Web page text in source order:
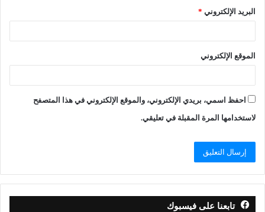
البريد الإلكتروني *
الموقع الإلكتروني
احفظ اسمي، بريدي الإلكتروني، والموقع الإلكتروني في هذا المتصفح
لاستخدامها المرة المقبلة في تعليقي.
تابعنا على فيسبوك